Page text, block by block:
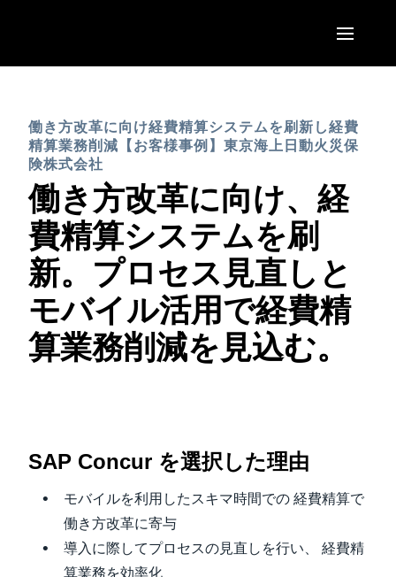
United States (English)
Canada (Français)
México (Español)
Brasil (Português)
EUROPE
France (Français)
Deutschland (Deutsch)
Italia (Italiano)
Nederlands (English)
Sweden (English)
Belgium (English)
España (Español)
Norway (English)
ASIA PACIFIC
Australia (English)
India (English)
日本（日本語)
Singapore (English)
働き方改革に向け経費精算システムを刷新し経費
精算業務削減【お客様事例】東京海上日動火災保
険株式会社
働き方改革に向け、経
費精算システムを刷
新。プロセス見直しと
モバイル活用で経費精
算業務削減を見込む。
SAP Concur を選択した理由
モバイルを利用したスキマ時間での 経費精算で
働き方改革に寄与
導入に際してプロセスの見直しを行い、 経費精
算業務を効率化